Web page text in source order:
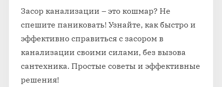
Засор канализации – это кошмар? Не
спешите паниковать! Узнайте, как быстро и
эффективно справиться с засором в
канализации своими силами, без вызова
сантехника. Простые советы и эффективные
решения!